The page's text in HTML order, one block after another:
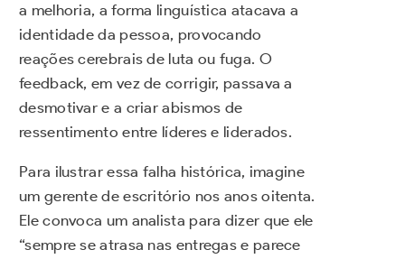
a melhoria, a forma linguística atacava a
identidade da pessoa, provocando
reações cerebrais de luta ou fuga. O
feedback, em vez de corrigir, passava a
desmotivar e a criar abismos de
ressentimento entre líderes e liderados.
Para ilustrar essa falha histórica, imagine
um gerente de escritório nos anos oitenta.
Ele convoca um analista para dizer que ele
“sempre se atrasa nas entregas e parece